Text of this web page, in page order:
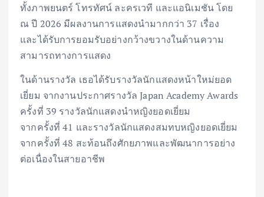
ทั้งภาพยนตร์ โทรทัศน์ ละครเวที และแอนิเมชัน โดย
ณ ปี 2026 มีผลงานการแสดงนำมากกว่า 37 เรื่อง
และได้รับการยอมรับอย่างกว้างขวางในด้านความ
สามารถทางการแสดง
ในด้านรางวัล เธอได้รับรางวัลนักแสดงหน้าใหม่ยอด
เยี่ยม จากงานประกาศรางวัล Japan Academy Awards
ครั้งที่ 39 รางวัลนักแสดงนำหญิงยอดเยี่ยม
จากครั้งที่ 41 และรางวัลนักแสดงสมทบหญิงยอดเยี่ยม
จากครั้งที่ 48 สะท้อนถึงศักยภาพและพัฒนาการอย่าง
ต่อเนื่องในสายอาชีพ